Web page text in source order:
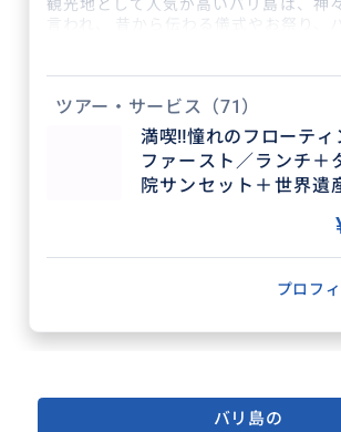
観光地として人気が高いバリ島は、神
言われ、 昔から伝わる儀式やお祭り、
や木彫りなど、 伝統的な文化や芸術が
根付いています。 また、バリ・ヒンド
ィテーション、トレッキングやラフテ
クテビティ、 のんびりリラックスでき
テラス、 かわいいアジアン雑貨の宝庫
など、 魅力たっぷりなバリ島を、私た
みませんか？
ツアー・サービス
（71）
満喫‼️憧れのフローティ
ファースト／ランチ＋
院サンセット＋世界遺
ン寺院｜バリの魅力を
の1日＜貸切｜日本語
アレンジ自由＞
プロフ
バリ島の